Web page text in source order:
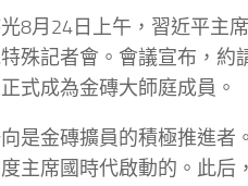
8月24日上午，習近平主
殊記者會。會議宣布，約
式成為金磚大師庭成員。
是金磚擴員的積極推進者
主席國時代啟動的。此后